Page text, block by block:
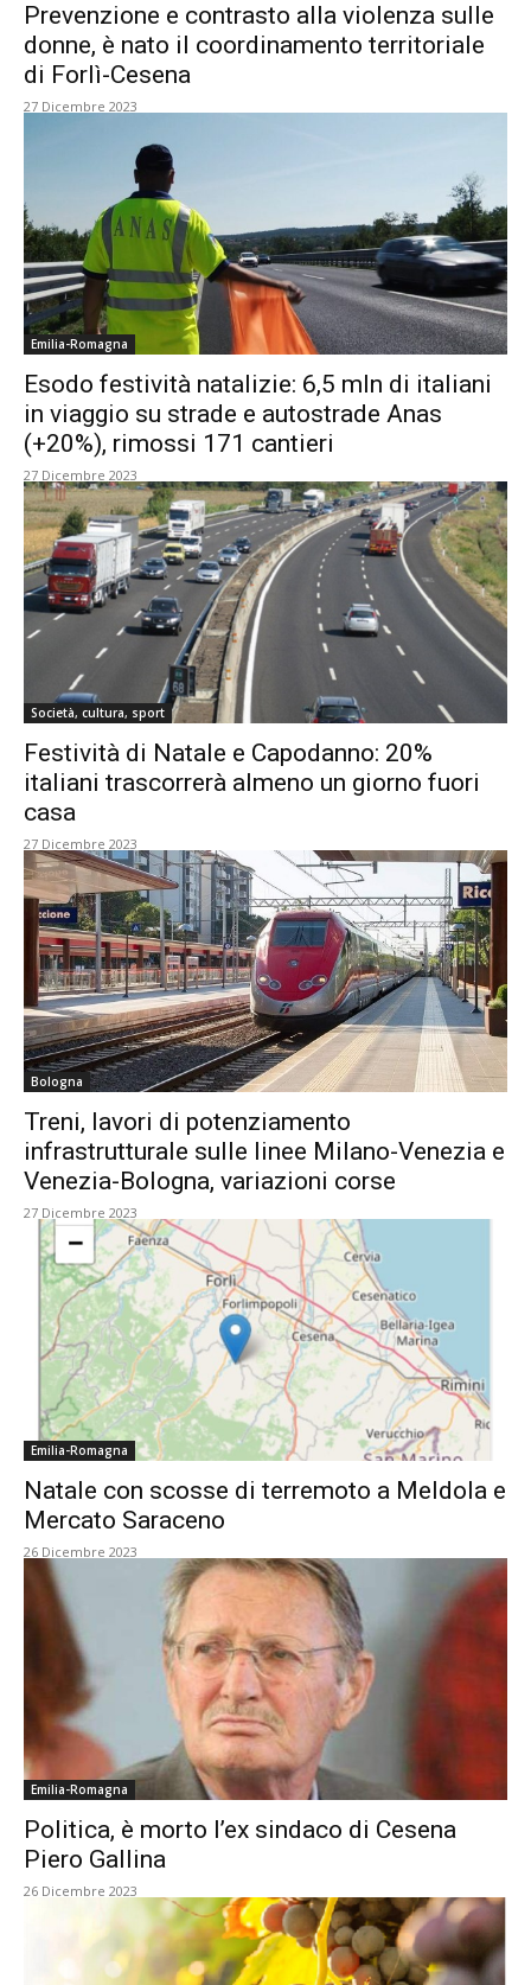
Prevenzione e contrasto alla violenza sulle
donne, è nato il coordinamento territoriale
di Forlì-Cesena
27 Dicembre 2023
Emilia-Romagna
Esodo festività natalizie: 6,5 mln di italiani
in viaggio su strade e autostrade Anas
(+20%), rimossi 171 cantieri
27 Dicembre 2023
Società, cultura, sport
Festività di Natale e Capodanno: 20%
italiani trascorrerà almeno un giorno fuori
casa
27 Dicembre 2023
Bologna
Treni, lavori di potenziamento
infrastrutturale sulle linee Milano-Venezia e
Venezia-Bologna, variazioni corse
27 Dicembre 2023
Emilia-Romagna
Natale con scosse di terremoto a Meldola e
Mercato Saraceno
26 Dicembre 2023
Emilia-Romagna
Politica, è morto l’ex sindaco di Cesena
Piero Gallina
26 Dicembre 2023